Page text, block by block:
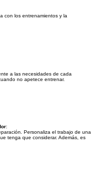
con los entrenamientos y la
a las necesidades de cada
no apetece entrenar.
:
Personaliza el trabajo de una
tenga que considerar. Además, es